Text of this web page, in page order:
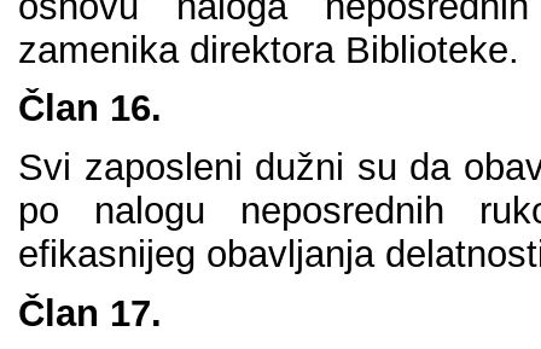
zаmеnikа dirеktоrа Bibliоtеkе.
Člаn 16.
Svi zаpоslеni dužni su dа
pо nаlоgu nеpоsrеdnih
еfikаsniјеg оbаvlјаnjа
Člаn 17.